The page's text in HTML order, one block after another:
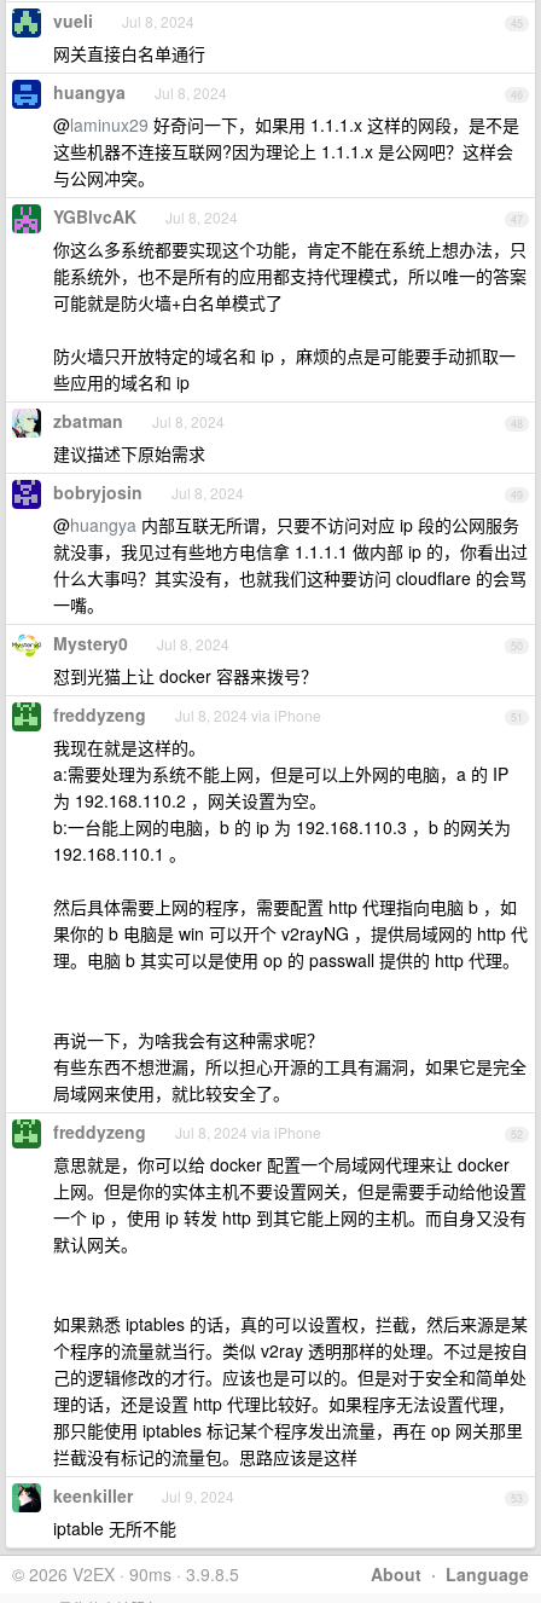
45
vueli Jul 8, 2024
网关直接白名单通行
46
huangya Jul 8, 2024
@laminux29 好奇问一下，如果用 1.1.1.x 这样的网段，是不是
这些机器不连接互联网?因为理论上 1.1.1.x 是公网吧？这样会
与公网冲突。
47
YGBlvcAK Jul 8, 2024
你这么多系统都要实现这个功能，肯定不能在系统上想办法，只
能系统外，也不是所有的应用都支持代理模式，所以唯一的答案
可能就是防火墙+白名单模式了
防火墙只开放特定的域名和 ip ，麻烦的点是可能要手动抓取一
些应用的域名和 ip
48
zbatman Jul 8, 2024
建议描述下原始需求
49
bobryjosin Jul 8, 2024
@huangya 内部互联无所谓，只要不访问对应 ip 段的公网服务
就没事，我见过有些地方电信拿 1.1.1.1 做内部 ip 的，你看出过
什么大事吗？其实没有，也就我们这种要访问 cloudflare 的会骂
一嘴。
50
Mystery0 Jul 8, 2024
怼到光猫上让 docker 容器来拨号？
51
freddyzeng Jul 8, 2024 via iPhone
我现在就是这样的。
a:需要处理为系统不能上网，但是可以上外网的电脑，a 的 IP
为 192.168.110.2 ，网关设置为空。
b:一台能上网的电脑，b 的 ip 为 192.168.110.3 ，b 的网关为
192.168.110.1 。
然后具体需要上网的程序，需要配置 http 代理指向电脑 b ，如
果你的 b 电脑是 win 可以开个 v2rayNG ，提供局域网的 http 代
理。电脑 b 其实可以是使用 op 的 passwall 提供的 http 代理。
再说一下，为啥我会有这种需求呢？
有些东西不想泄漏，所以担心开源的工具有漏洞，如果它是完全
局域网来使用，就比较安全了。
52
freddyzeng Jul 8, 2024 via iPhone
意思就是，你可以给 docker 配置一个局域网代理来让 docker
上网。但是你的实体主机不要设置网关，但是需要手动给他设置
一个 ip ，使用 ip 转发 http 到其它能上网的主机。而自身又没有
默认网关。
如果熟悉 iptables 的话，真的可以设置权，拦截，然后来源是某
个程序的流量就当行。类似 v2ray 透明那样的处理。不过是按自
己的逻辑修改的才行。应该也是可以的。但是对于安全和简单处
理的话，还是设置 http 代理比较好。如果程序无法设置代理，
那只能使用 iptables 标记某个程序发出流量，再在 op 网关那里
拦截没有标记的流量包。思路应该是这样
53
keenkiller Jul 9, 2024
iptable 无所不能
About · Language
© 2026 V2EX · 90ms · 3.9.8.5